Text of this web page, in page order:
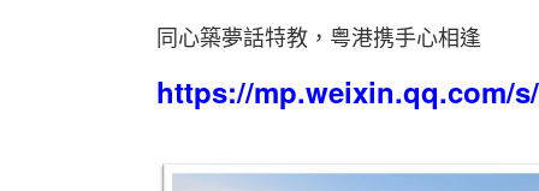
同心築夢話特教，粤港携手心相逢
https://mp.weixin.qq.com/